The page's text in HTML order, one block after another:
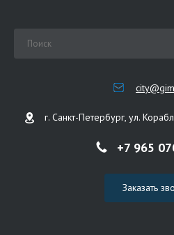
г. Санкт-Петербург, ул.
+7 965
Заказать